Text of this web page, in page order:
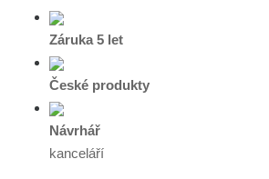
Záruka 5 let
České produkty
Návrhář
kanceláří